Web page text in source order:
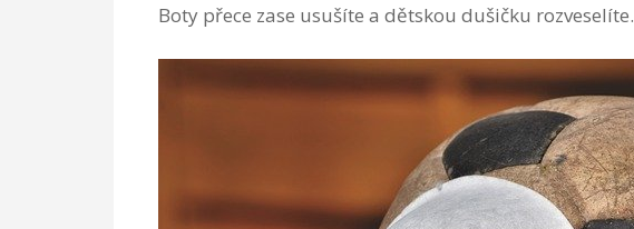
Boty přece zase usušíte a dětskou dušičku rozveselíte.